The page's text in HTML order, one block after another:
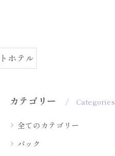
ホテル
カテゴリー Categories
全てのカテゴリー
パック